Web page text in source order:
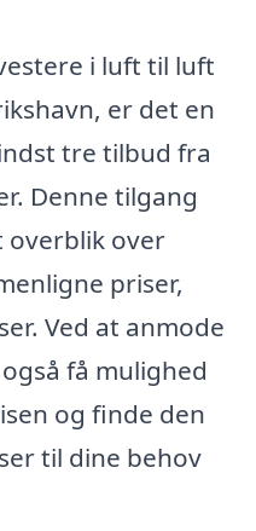
i luft til luft
er det en
tre tilbud fra
Denne tilgang
overblik over
priser,
Ved at anmode
få mulighed
og finde den
til dine behov